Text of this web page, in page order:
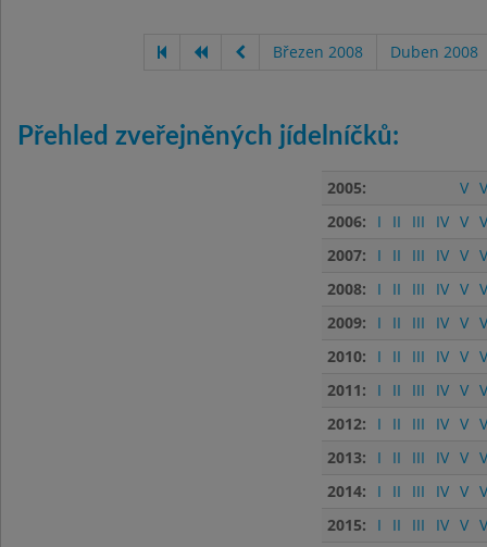
Březen 2008 Duben 2008
Přehled zveřejněných jídelníčků:
2005: V
2006:
I II III IV V
2007:
I II III IV V
2008:
I II III IV V
2009:
I II III IV V
2010:
I II III IV V
2011:
I II III IV V
2012:
I II III IV V
2013:
I II III IV V
2014:
I II III IV V
2015:
I II III IV V